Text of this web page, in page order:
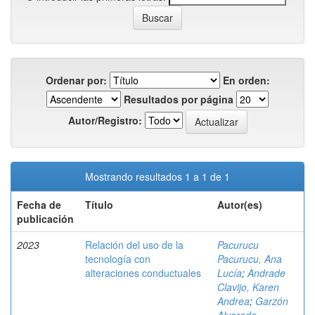
Ordenar por:
En orden:
Resultados por página
Autor/Registro:
Mostrando resultados 1 a 1 de 1
Fecha de
publicación
Título Autor(es)
2023
Relación del uso de la
tecnología con
alteraciones conductuales
Pacurucu
Pacurucu, Ana
Lucía;Andrade
Clavijo, Karen
Andrea; Garzón